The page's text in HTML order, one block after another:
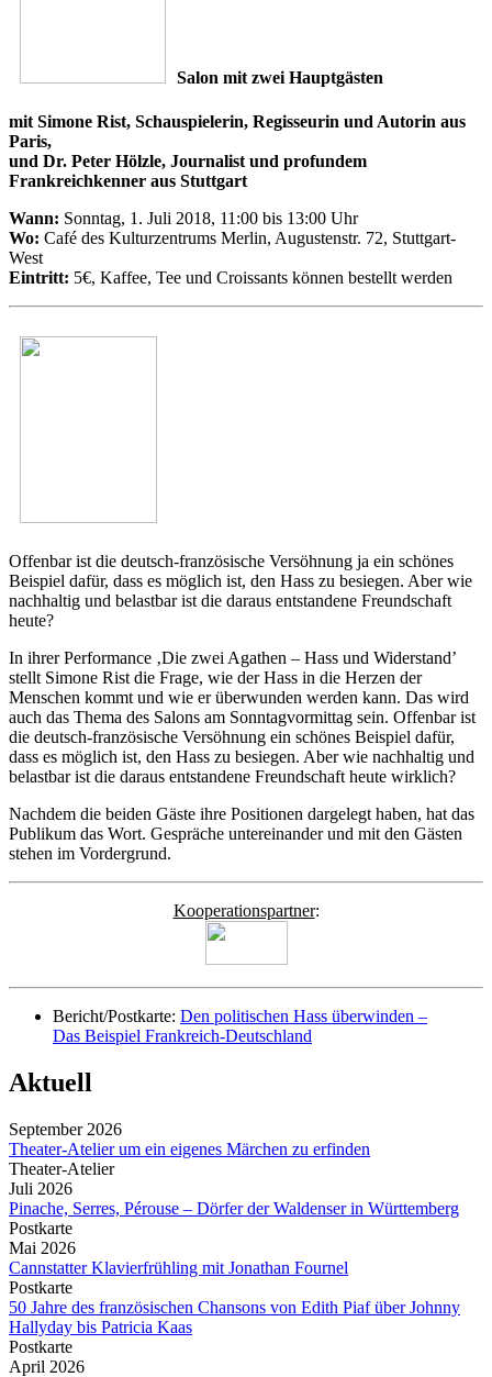
Salon mit zwei Hauptgästen
mit Simone Rist, Schauspielerin, Regisseurin und Autorin aus
Paris,
und Dr. Peter Hölzle, Journalist und profundem
Frankreichkenner aus Stuttgart
Wann: Sonntag, 1. Juli 2018, 11:00 bis 13:00 Uhr
Wo: Café des Kulturzentrums Merlin, Augustenstr. 72, Stuttgart-
West
Eintritt: 5€, Kaffee, Tee und Croissants können bestellt werden
Offenbar ist die deutsch-französische Versöhnung ja ein schönes
Beispiel dafür, dass es möglich ist, den Hass zu besiegen. Aber wie
nachhaltig und belastbar ist die daraus entstandene Freundschaft
heute?
In ihrer Performance ‚Die zwei Agathen – Hass und Widerstand’
stellt Simone Rist die Frage, wie der Hass in die Herzen der
Menschen kommt und wie er überwunden werden kann. Das wird
auch das Thema des Salons am Sonntagvormittag sein. Offenbar ist
die deutsch-französische Versöhnung ein schönes Beispiel dafür,
dass es möglich ist, den Hass zu besiegen. Aber wie nachhaltig und
belastbar ist die daraus entstandene Freundschaft heute wirklich?
Nachdem die beiden Gäste ihre Positionen dargelegt haben, hat das
Publikum das Wort. Gespräche untereinander und mit den Gästen
stehen im Vordergrund.
Kooperationspartner:
Bericht/Postkarte: Den politischen Hass überwinden –
Das Beispiel Frankreich-Deutschland
Aktuell
September 2026
Theater-Atelier um ein eigenes Märchen zu erfinden
Theater-Atelier
Juli 2026
Pinache, Serres, Pérouse – Dörfer der Waldenser in Württemberg
Postkarte
Mai 2026
Cannstatter Klavierfrühling mit Jonathan Fournel
Postkarte
50 Jahre des französischen Chansons von Edith Piaf über Johnny
Hallyday bis Patricia Kaas
Postkarte
April 2026